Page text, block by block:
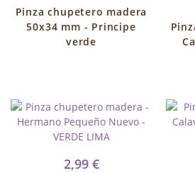
Pinza chupetero madera
50x34 mm - Principe
verde
2,99 €